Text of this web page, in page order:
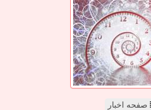
صفحه اخبار